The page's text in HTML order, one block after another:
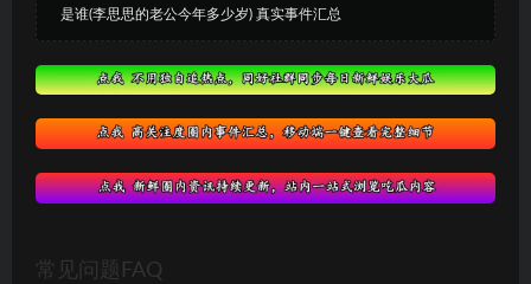
是谁(李思思的老公今年多少岁) 真实事件汇总
常见问题FAQ